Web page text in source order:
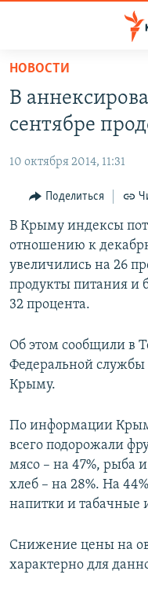
Вернуться
основному
содержанию
навигации
Вернутся
поиску
СПЕЦПРОЕКТЫ
КАРТА ВОЕННЫХ
11 ЛЕТ ОККУПАЦИИ
ИСТОРИЯ
ЕЩЕ
ИНТЕРАКТИВ
ТЕЛЕПРОЕКТ
СОВЕТЫ
ПРОПАВШИЕ БЕЗ ВЕСТИ
ПОБЕДИТЕЛЕЙ НЕ СУДЯТ?
КРЫМ.НЕПОКОРЕННЫЙ
ELIFBE
УКРАИНСКАЯ ПРОБЛЕМА
РАДІО СВОБОДА
КАК ОБОЙТИ
Українською
ПРИСОЕДИНЯЙТЕСЬ!
Все сайты RFE/RL
НОВОСТИ
В
сентябре
10 октября 2014, 11:31
Поделиться
В Крыму индексы
отношению к
увеличились на 26
продукты питания и
32 процента.
Об этом сообщили в
Федеральной службы
Крыму.
По информации
всего подорожали
мясо – на 47%, рыба
хлеб – на 28%. На
напитки и табачные
Снижение цены на
характерно для